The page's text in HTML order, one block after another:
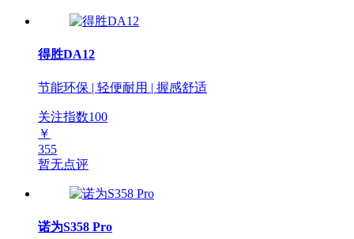
得胜DA12
节能环保 | 轻便耐用 | 握感舒适
关注指数100
￥
355
暂无点评
诺为S358 Pro